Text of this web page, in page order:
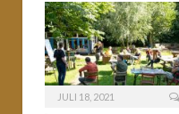
JULI 18, 2021